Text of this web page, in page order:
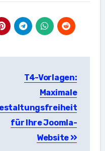
T4-Vorlagen:
Maximale
für Ihre Joomla-
Website